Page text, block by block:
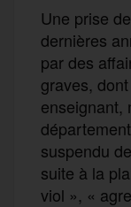
Une prise
dernières
par des
graves,
enseignant,
suspendu
suite à la
viol », «